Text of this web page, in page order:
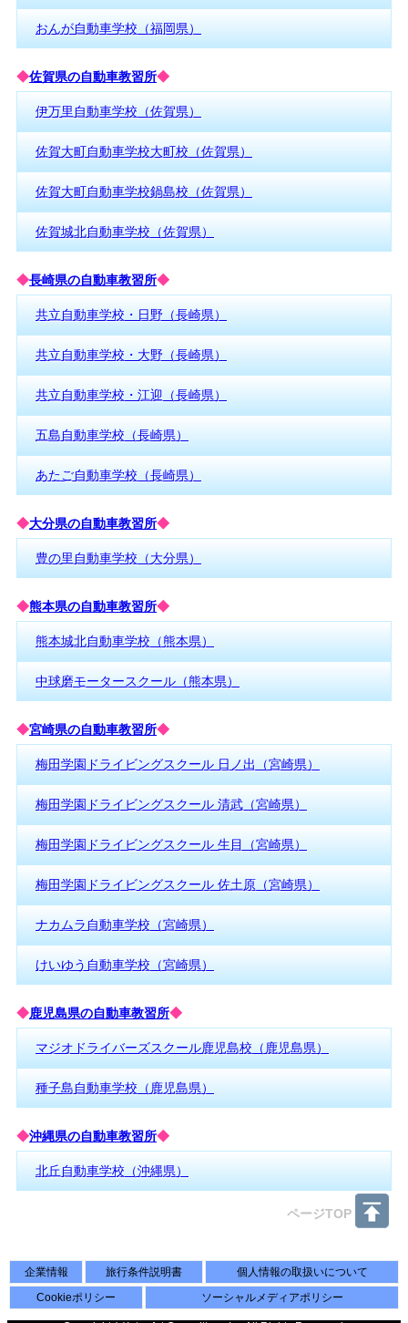
おんが自動車学校（福岡県）
◆佐賀県の自動車教習所◆
伊万里自動車学校（佐賀県）
佐賀大町自動車学校大町校（佐賀県）
佐賀大町自動車学校鍋島校（佐賀県）
佐賀城北自動車学校（佐賀県）
◆長崎県の自動車教習所◆
共立自動車学校・日野（長崎県）
共立自動車学校・大野（長崎県）
共立自動車学校・江迎（長崎県）
五島自動車学校（長崎県）
あたご自動車学校（長崎県）
◆大分県の自動車教習所◆
豊の里自動車学校（大分県）
◆熊本県の自動車教習所◆
熊本城北自動車学校（熊本県）
中球磨モータースクール（熊本県）
◆宮崎県の自動車教習所◆
梅田学園ドライビングスクール 日ノ出（宮崎県）
梅田学園ドライビングスクール 清武（宮崎県）
梅田学園ドライビングスクール 生目（宮崎県）
梅田学園ドライビングスクール 佐土原（宮崎県）
ナカムラ自動車学校（宮崎県）
けいゆう自動車学校（宮崎県）
◆鹿児島県の自動車教習所◆
マジオドライバーズスクール鹿児島校（鹿児島県）
種子島自動車学校（鹿児島県）
◆沖縄県の自動車教習所◆
北丘自動車学校（沖縄県）
ページTOP
企業情報 旅行条件説明書
個人情報の取扱いについて
Cookieポリシー
ソーシャルメディアポリシー